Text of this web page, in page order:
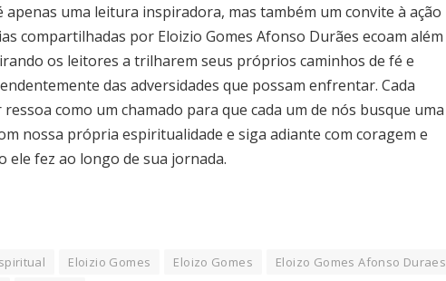
apenas uma leitura inspiradora, mas também um convite à ação
compartilhadas por Eloizio Gomes Afonso Durães ecoam além
os leitores a trilharem seus próprios caminhos de fé e
das adversidades que possam enfrentar. Cada
como um chamado para que cada um de nós busque uma
nossa própria espiritualidade e siga adiante com coragem e
ele fez ao longo de sua jornada.
Eloizio Gomes Eloizo Gomes
Eloizo Gomes Afonso Duraes